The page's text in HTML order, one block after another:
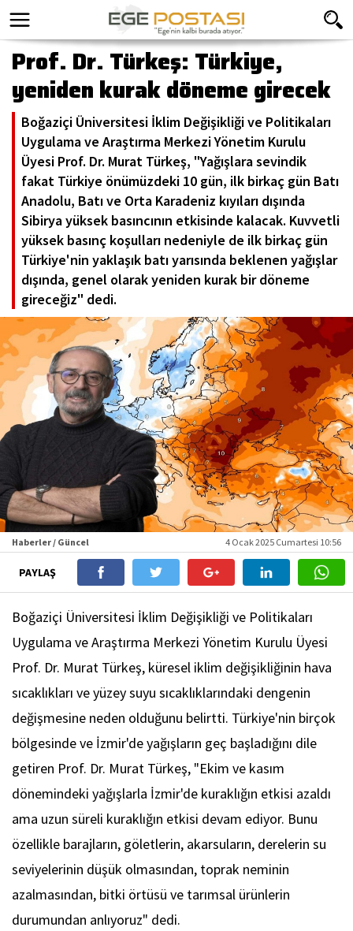
Prof. Dr. Türkeş: Türkiye,
yeniden kurak döneme girecek
Boğaziçi Üniversitesi İklim Değişikliği ve Politikaları
Uygulama ve Araştırma Merkezi Yönetim Kurulu
Üyesi Prof. Dr. Murat Türkeş, "Yağışlara sevindik
fakat Türkiye önümüzdeki 10 gün, ilk birkaç gün Batı
Anadolu, Batı ve Orta Karadeniz kıyıları dışında
Sibirya yüksek basıncının etkisinde kalacak. Kuvvetli
yüksek basınç koşulları nedeniyle de ilk birkaç gün
Türkiye'nin yaklaşık batı yarısında beklenen yağışlar
dışında, genel olarak yeniden kurak bir döneme
gireceğiz" dedi.
Haberler / Güncel 4 Ocak 2025 Cumartesi 10:56
PAYLAŞ
Boğaziçi Üniversitesi İklim Değişikliği ve Politikaları
Uygulama ve Araştırma Merkezi Yönetim Kurulu Üyesi
Prof. Dr. Murat Türkeş, küresel iklim değişikliğinin hava
sıcaklıkları ve yüzey suyu sıcaklıklarındaki dengenin
değişmesine neden olduğunu belirtti. Türkiye'nin birçok
bölgesinde ve İzmir'de yağışların geç başladığını dile
getiren Prof. Dr. Murat Türkeş, "Ekim ve kasım
dönemindeki yağışlarla İzmir'de kuraklığın etkisi azaldı
ama uzun süreli kuraklığın etkisi devam ediyor. Bunu
özellikle barajların, göletlerin, akarsuların, derelerin su
seviyelerinin düşük olmasından, toprak neminin
azalmasından, bitki örtüsü ve tarımsal ürünlerin
durumundan anlıyoruz" dedi.